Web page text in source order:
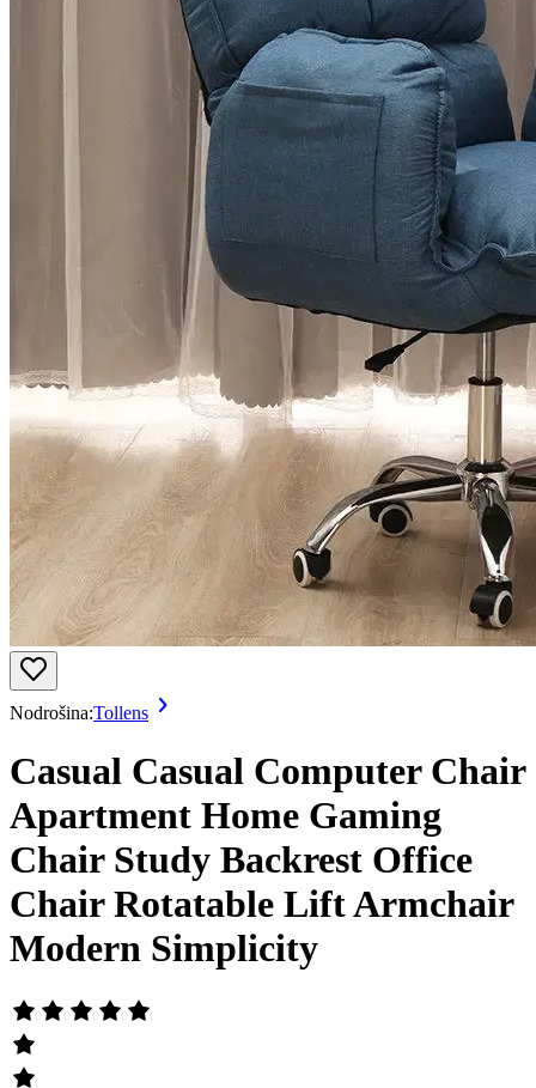
Nodrošina:Tollens
Casual Casual Computer Chair
Apartment Home Gaming
Chair Study Backrest Office
Chair Rotatable Lift Armchair
Modern Simplicity